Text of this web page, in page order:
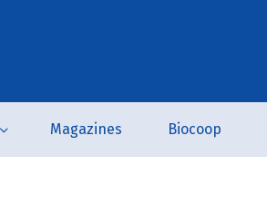
Magazines Biocoop